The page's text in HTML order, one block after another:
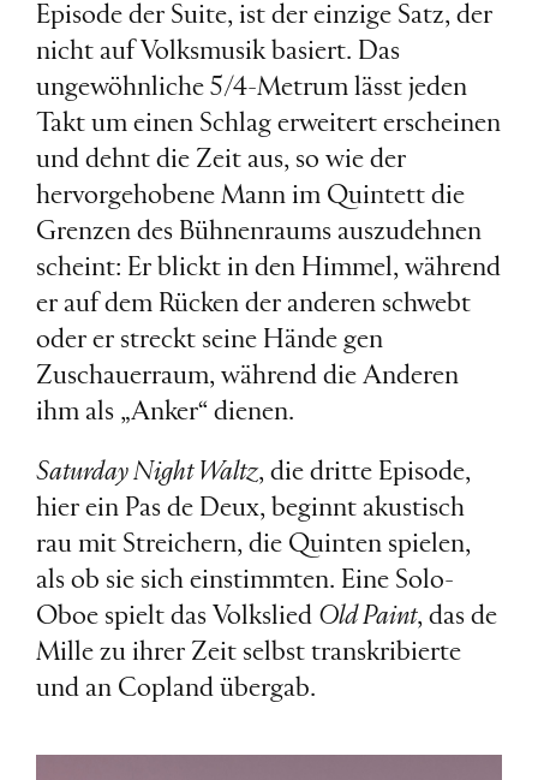
Episode der Suite, ist der einzige Satz, der
nicht auf Volksmusik basiert. Das
ungewöhnliche 5/4-Metrum lässt jeden
Takt um einen Schlag erweitert erscheinen
und dehnt die Zeit aus, so wie der
hervorgehobene Mann im Quintett die
Grenzen des Bühnenraums auszudehnen
scheint: Er blickt in den Himmel, während
er auf dem Rücken der anderen schwebt
oder er streckt seine Hände gen
Zuschauerraum, während die Anderen
ihm als „Anker“ dienen.
Saturday Night Waltz, die dritte Episode,
hier ein Pas de Deux, beginnt akustisch
rau mit Streichern, die Quinten spielen,
als ob sie sich einstimmten. Eine Solo-
Oboe spielt das Volkslied Old Paint, das de
Mille zu ihrer Zeit selbst transkribierte
und an Copland übergab.